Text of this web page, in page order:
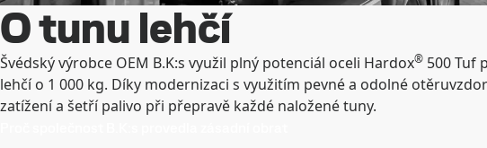
O tunu lehčí
Švédský výrobce OEM B.K:s využil plný potenciál oceli Hardox® 500 Tuf
lehčí o 1 000 kg. Díky modernizaci s využitím pevné a odolné
zatížení a šetří palivo při přepravě každé naložené tuny.